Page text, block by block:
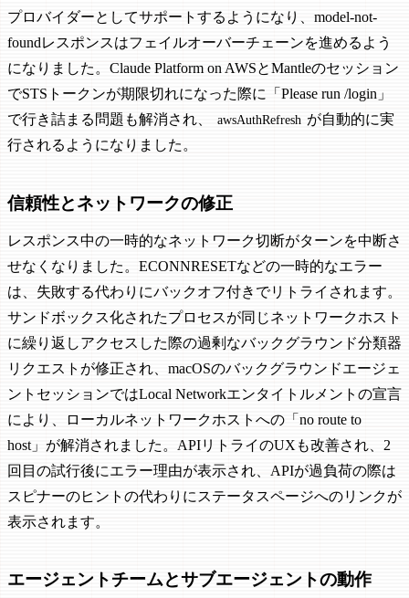
プロバイダーとしてサポートするようになり、model-not-
foundレスポンスはフェイルオーバーチェーンを進めるよう
になりました。Claude Platform on AWSとMantleのセッション
でSTSトークンが期限切れになった際に「Please run /login」
で行き詰まる問題も解消され、
awsAuthRefresh が自動的に実
行されるようになりました。
信頼性とネットワークの修正
レスポンス中の一時的なネットワーク切断がターンを中断さ
せなくなりました。ECONNRESETなどの一時的なエラー
は、失敗する代わりにバックオフ付きでリトライされます。
サンドボックス化されたプロセスが同じネットワークホスト
に繰り返しアクセスした際の過剰なバックグラウンド分類器
リクエストが修正され、macOSのバックグラウンドエージェ
ントセッションではLocal Networkエンタイトルメントの宣言
により、ローカルネットワークホストへの「no route to
host」が解消されました。APIリトライのUXも改善され、2
回目の試行後にエラー理由が表示され、APIが過負荷の際は
スピナーのヒントの代わりにステータスページへのリンクが
表示されます。
エージェントチームとサブエージェントの動作